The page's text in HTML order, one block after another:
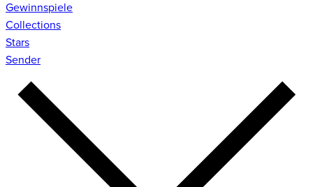
Gewinnspiele
Collections
Stars
Sender